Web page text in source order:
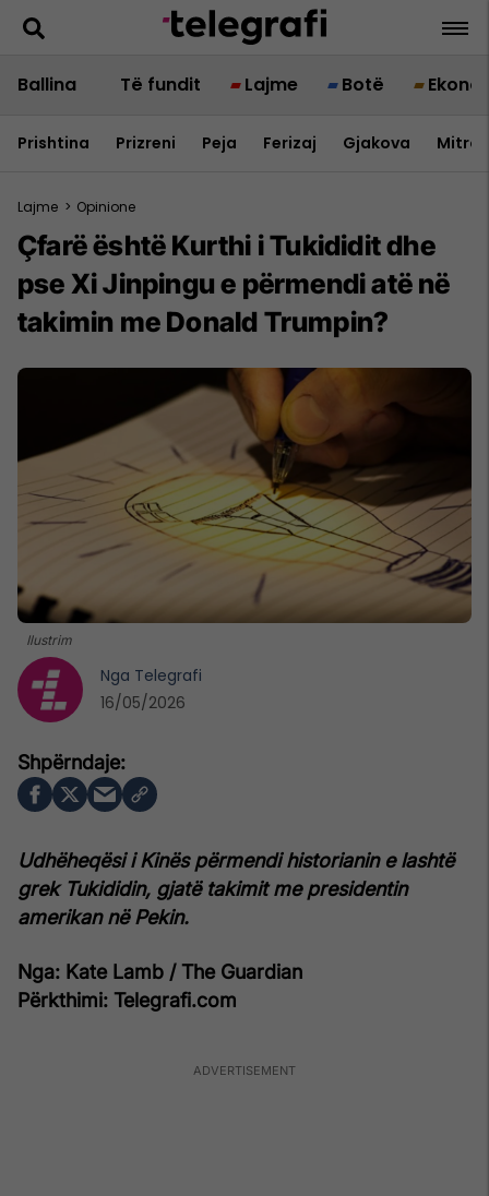
Ballina Të fundit Lajme Botë
Prishtina Prizreni Peja Ferizaj Gjakova
Lajme > Opinione
Çfarë është Kurthi i Tukididit dhe
pse Xi Jinpingu e përmendi atë në
takimin me Donald Trumpin?
Ilustrim
Udhëheqësi i Kinës përmendi historianin e lashtë
grek Tukididin, gjatë takimit me presidentin
amerikan në Pekin.
Nga: Kate Lamb / The Guardian
Përkthimi: Telegrafi.com
Nga Telegrafi
16/05/2026